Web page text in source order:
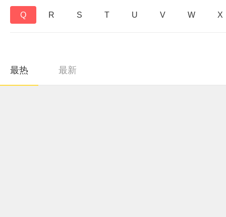
Q R S T U V W X
最热 最新